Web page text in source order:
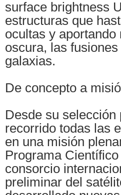
surface brightness
estructuras que
ocultas y
oscura, las
galaxias.
De concepto a
Desde su
recorrido todas las
en una misión
Programa
consorcio
preliminar del